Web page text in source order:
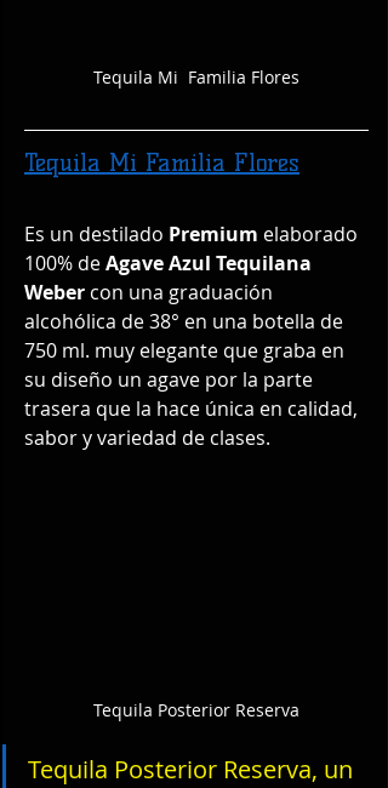
Tequila Mi  Familia Flores
Tequila Mi Familia Flores
Es un destilado Premium elaborado
100% de Agave Azul Tequilana
Weber con una graduación
alcohólica de 38° en una botella de
750 ml. muy elegante que graba en
su diseño un agave por la parte
trasera que la hace única en calidad,
sabor y variedad de clases.
Tequila Posterior Reserva
Tequila Posterior Reserva, un